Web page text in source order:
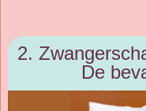
2.
De